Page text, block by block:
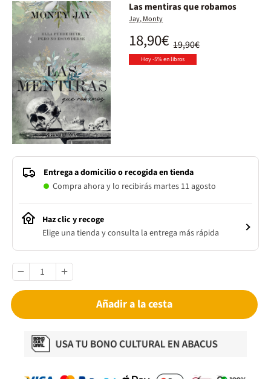
Las mentiras que robamos
Jay, Monty
19,90€
18,90€
Hoy -5% en libros
Entrega a domicilio o recogida en tienda
Compra ahora y lo recibirás martes 11 agosto
Haz clic y recoge
Elige una tienda y consulta la entrega más rápida
Añadir a la cesta